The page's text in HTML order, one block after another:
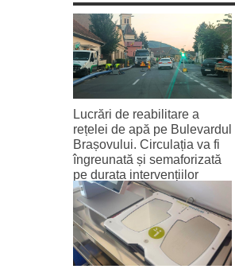
Lucrări de reabilitare a
rețelei de apă pe Bulevardul
Brașovului. Circulația va fi
îngreunată și semaforizată
pe durata intervențiilor
6 August 2026